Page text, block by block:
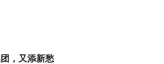
，又添新愁